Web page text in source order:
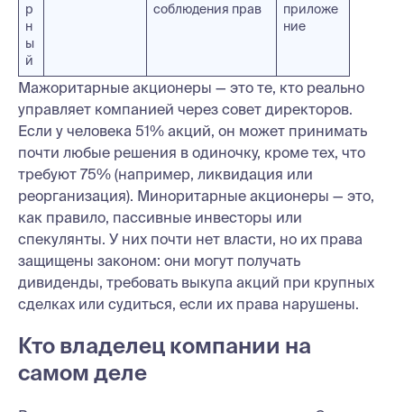
р
н
ы
й
соблюдения прав
приложе
ние
Мажоритарные акционеры — это те, кто реально
управляет компанией через совет директоров.
Если у человека 51% акций, он может принимать
почти любые решения в одиночку, кроме тех, что
требуют 75% (например, ликвидация или
реорганизация). Миноритарные акционеры — это,
как правило, пассивные инвесторы или
спекулянты. У них почти нет власти, но их права
защищены законом: они могут получать
дивиденды, требовать выкупа акций при крупных
сделках или судиться, если их права нарушены.
Кто владелец компании на
самом деле